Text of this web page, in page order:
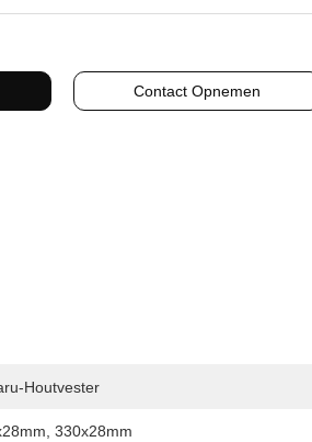
Contact Opnemen
Houtvester
330x28mm